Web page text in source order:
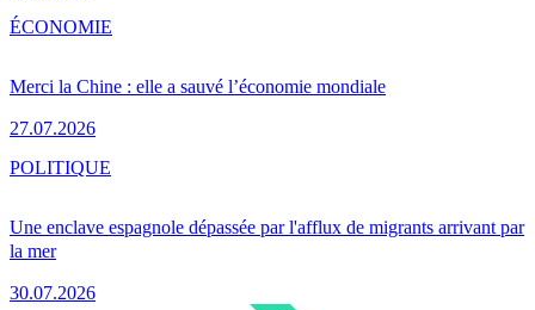
Merci la Chine : elle a sauvé l’économie mondiale
27.07.2026
ÉCONOMIE
Une enclave espagnole dépassée par l'afflux de migrants arrivant par
la mer
30.07.2026
POLITIQUE